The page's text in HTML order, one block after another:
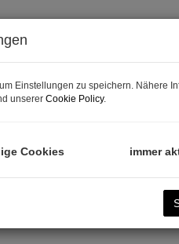
Einstellungen zu speichern. Nähere
unserer Cookie Policy.
Cookies immer